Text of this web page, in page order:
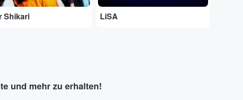
Shikari LiSA
und mehr zu erhalten!